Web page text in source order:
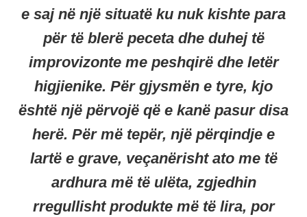
e saj në një situatë ku nuk kishte para
për të blerë peceta dhe duhej të
improvizonte me peshqirë dhe letër
higjienike. Për gjysmën e tyre, kjo
është një përvojë që e kanë pasur disa
herë. Për më tepër, një përqindje e
lartë e grave, veçanërisht ato me të
ardhura më të ulëta, zgjedhin
rregullisht produkte më të lira, por